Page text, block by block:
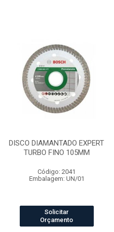
DISCO DIAMANTADO EXPERT
TURBO FINO 105MM
Código: 2041
Embalagem: UN/01
Solicitar
Orçamento